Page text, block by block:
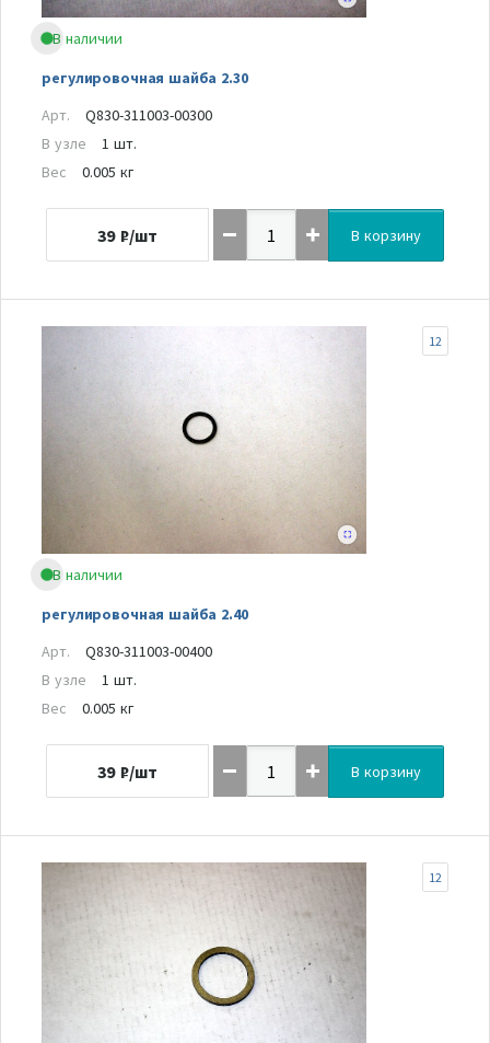
В наличии
регулировочная шайба 2.30
Арт.
Q830-311003-00300
В узле
1 шт.
Вес
0.005 кг
39 ₽/шт В корзину
В наличии
регулировочная шайба 2.40
12
Арт.
Q830-311003-00400
В узле
1 шт.
Вес
0.005 кг
39 ₽/шт В корзину
12